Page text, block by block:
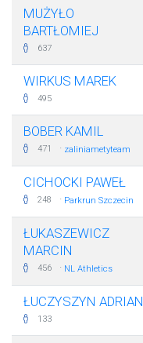
MUŻYŁO
BARTŁOMIEJ
637
WIRKUS MAREK
495
BOBER KAMIL
471 · zaliniametyteam
CICHOCKI PAWEŁ
248 · Parkrun Szczecin
ŁUKASZEWICZ
MARCIN
456 · NL Athletics
ŁUCZYSZYN ADRIAN
133